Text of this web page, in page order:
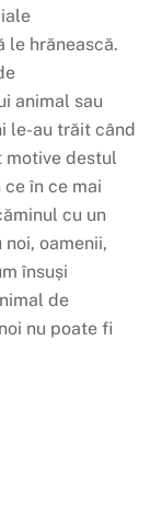
le hrănească.
animal sau
le-au trăit când
motive destul
în ce mai
cu un
oamenii,
însuși
de
nu poate fi